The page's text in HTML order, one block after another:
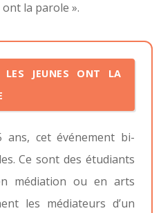
la parole ».
JEUNES ONT LA
cet événement bi-
Ce sont des étudiants
médiation ou en arts
les médiateurs d’un